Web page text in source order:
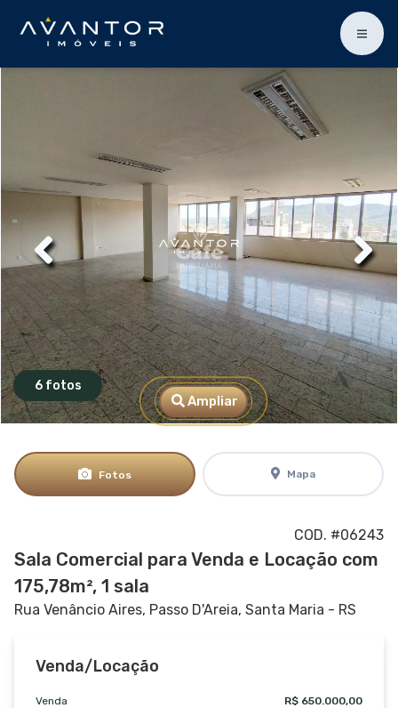
6 fotos
Ampliar
Fotos Mapa
COD. #06243
Sala Comercial para Venda e Locação com
175,78m², 1 sala
Rua Venâncio Aires, Passo D'Areia, Santa Maria - RS
Venda/Locação
Venda R$ 650.000,00